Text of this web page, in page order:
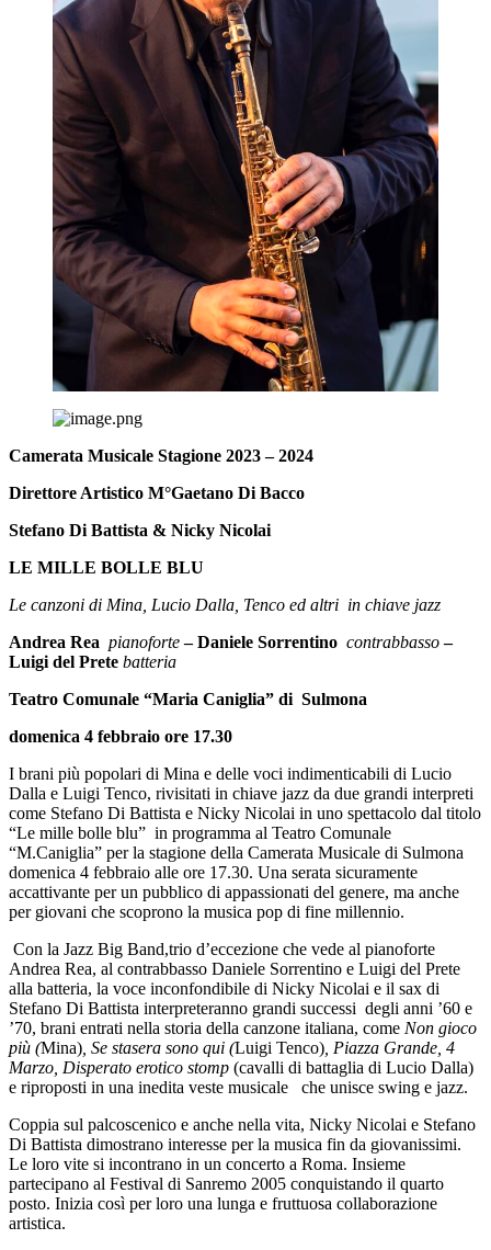
Camerata Musicale Stagione 2023 – 2024
Direttore Artistico M°Gaetano Di Bacco
Stefano Di Battista & Nicky Nicolai
LE MILLE BOLLE BLU
Le canzoni di Mina, Lucio Dalla, Tenco ed altri in chiave jazz
Andrea Rea pianoforte– Daniele Sorrentino contrabbasso –
Luigi del Prete batteria
Teatro Comunale “Maria Caniglia” di Sulmona
domenica 4 febbraio ore 17.30
I brani più popolari di Mina e delle voci indimenticabili di Lucio
Dalla e Luigi Tenco, rivisitati in chiave jazz da due grandi interpreti
come Stefano Di Battista e Nicky Nicolai in uno spettacolo dal titolo
“Le mille bolle blu” in programma al Teatro Comunale
“M.Caniglia” per la stagione della Camerata Musicale di Sulmona
domenica 4 febbraio alle ore 17.30. Una serata sicuramente
accattivante per un pubblico di appassionati del genere, ma anche
per giovani che scoprono la musica pop di fine millennio.
Con la Jazz Big Band,trio d’eccezione che vede al pianoforte
Andrea Rea, al contrabbasso Daniele Sorrentino e Luigi del Prete
alla batteria, la voce inconfondibile di Nicky Nicolai e il sax di
Stefano Di Battista interpreteranno grandi successi degli anni ’60 e
’70, brani entrati nella storia della canzone italiana, come Non gioco
più (Mina), Se stasera sono qui (Luigi Tenco), Piazza Grande, 4
Marzo, Disperato erotico stomp (cavalli di battaglia di Lucio Dalla)
e riproposti in una inedita veste musicale che unisce swing e jazz.
Coppia sul palcoscenico e anche nella vita, Nicky Nicolai e Stefano
Di Battista dimostrano interesse per la musica fin da giovanissimi.
Le loro vite si incontrano in un concerto a Roma. Insieme
partecipano al Festival di Sanremo 2005 conquistando il quarto
posto. Inizia così per loro una lunga e fruttuosa collaborazione
artistica.